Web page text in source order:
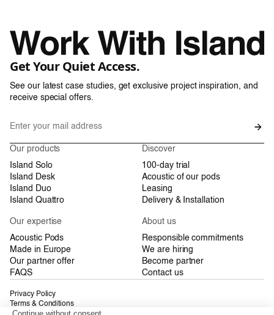
Get Your Quiet Access.
See our latest case studies, get exclusive project inspiration, and
receive special offers.
Our products
Island Solo
Island Desk
Island Duo
Island Quattro
Discover
100-day trial
Acoustic of our pods
Leasing
Delivery & Installation
Our expertise
Acoustic Pods
Made in Europe
Our partner offer
FAQS
About us
Responsible commitments
We are hiring
Become partner
Contact us
Privacy Policy
Terms & Conditions